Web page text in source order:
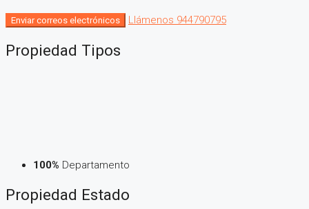
Enviar correos electrónicos Llámenos 944790795
Propiedad Tipos
100% Departamento
Propiedad Estado